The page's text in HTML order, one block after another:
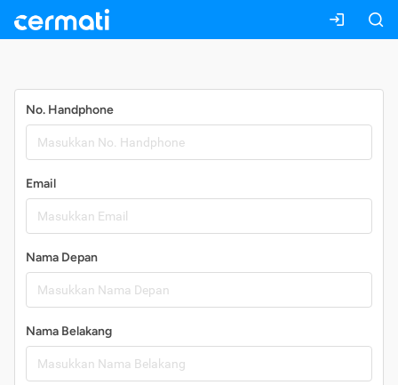
No. Handphone
Email
Nama Depan
Nama Belakang